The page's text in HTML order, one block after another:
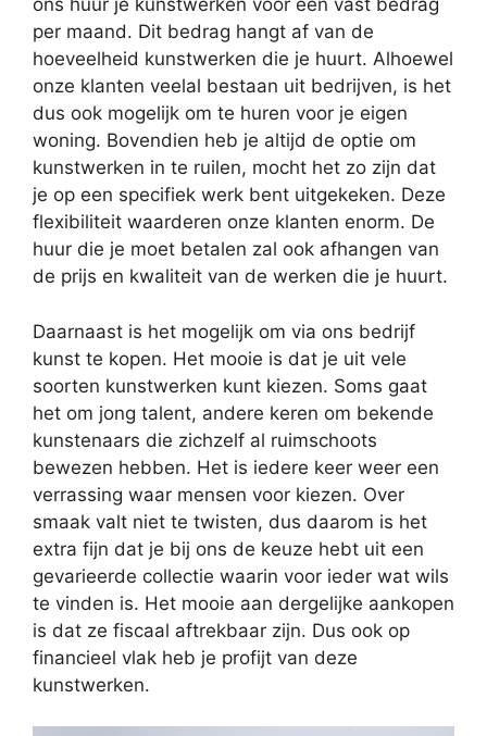
ons huur je kunstwerken voor een vast bedrag
per maand. Dit bedrag hangt af van de
hoeveelheid kunstwerken die je huurt. Alhoewel
onze klanten veelal bestaan uit bedrijven, is het
dus ook mogelijk om te huren voor je eigen
woning. Bovendien heb je altijd de optie om
kunstwerken in te ruilen, mocht het zo zijn dat
je op een specifiek werk bent uitgekeken. Deze
flexibiliteit waarderen onze klanten enorm. De
huur die je moet betalen zal ook afhangen van
de prijs en kwaliteit van de werken die je huurt.
Daarnaast is het mogelijk om via ons bedrijf
kunst te kopen. Het mooie is dat je uit vele
soorten kunstwerken kunt kiezen. Soms gaat
het om jong talent, andere keren om bekende
kunstenaars die zichzelf al ruimschoots
bewezen hebben. Het is iedere keer weer een
verrassing waar mensen voor kiezen. Over
smaak valt niet te twisten, dus daarom is het
extra fijn dat je bij ons de keuze hebt uit een
gevarieerde collectie waarin voor ieder wat wils
te vinden is. Het mooie aan dergelijke aankopen
is dat ze fiscaal aftrekbaar zijn. Dus ook op
financieel vlak heb je profijt van deze
kunstwerken.